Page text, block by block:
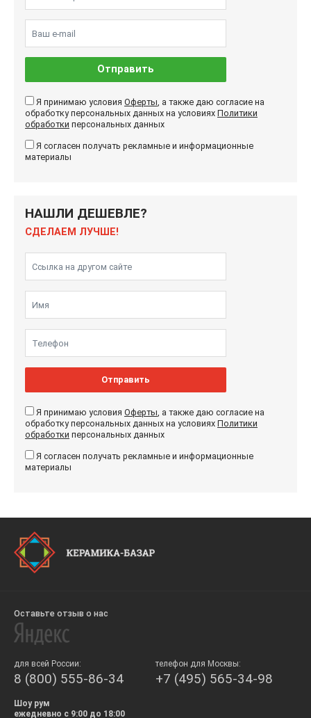
Отправить
Я принимаю условия Оферты, а также даю согласие на
обработку персональных данных на условиях Политики
обработки персональных данных
Я согласен получать рекламные и информационные
материалы
НАШЛИ ДЕШЕВЛЕ?
СДЕЛАЕМ ЛУЧШЕ!
Отправить
Я принимаю условия Оферты, а также даю согласие на
обработку персональных данных на условиях Политики
обработки персональных данных
Я согласен получать рекламные и информационные
материалы
Оставьте отзыв о нас
для всей России:
8 (800) 555-86-34
телефон для Москвы:
+7 (495) 565-34-98
Шоу рум
ежедневно с 9:00 до 18:00